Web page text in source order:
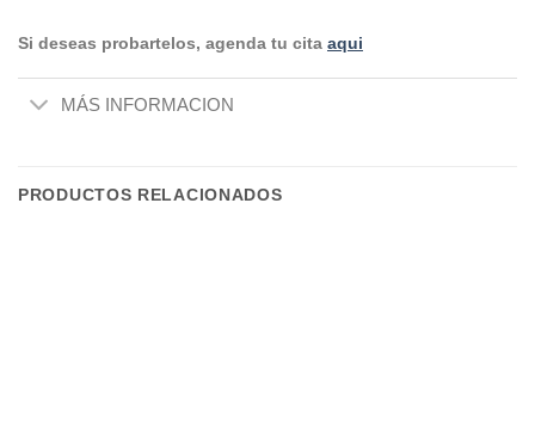
Si deseas probartelos, agenda tu cita aqui
MÁS INFORMACION
PRODUCTOS RELACIONADOS